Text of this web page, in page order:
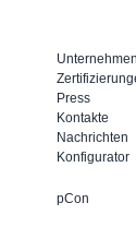
Press
Kontakte
Nachrichten
Konfigurator
pCon